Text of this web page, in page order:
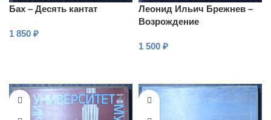
Бах – Десять кантат
1 850 ₽
Леонид Ильич Брежнев –
Возрождение
1 500 ₽